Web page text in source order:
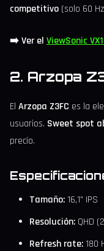
competitivo (solo 60
➡️ Ver el ViewSonic
2. Arzopa
El Arzopa Z3FC es la
usuarios. Sweet spot
precio.
Tamaño:16,1" IPS
Resolución: QHD
Refresh rate:180